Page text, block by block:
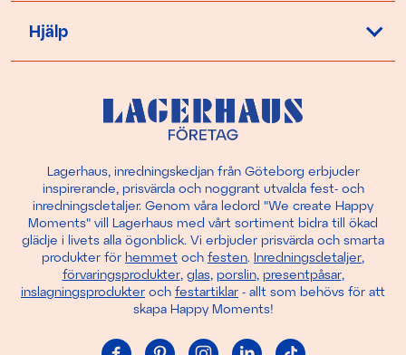
Hjälp
Lagerhaus, inredningskedjan från Göteborg erbjuder
inspirerande, prisvärda och noggrant utvalda fest- och
inredningsdetaljer. Genom våra ledord "We create Happy
Moments" vill Lagerhaus med vårt sortiment bidra till ökad
glädje i livets alla ögonblick. Vi erbjuder prisvärda och smarta
produkter för hemmet och festen. Inredningsdetaljer,
förvaringsprodukter, glas, porslin, presentpåsar,
inslagningsprodukter och festartiklar - allt som behövs för att
skapa Happy Moments!